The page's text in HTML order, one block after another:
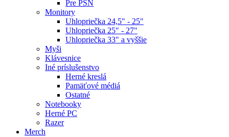
Pre PSN
Monitory
Uhlopriečka 24,5" - 25"
Uhlopriečka 25" - 27"
Uhlopriečka 33" a vyššie
Myši
Klávesnice
Iné príslušenstvo
Herné kreslá
Pamäťové médiá
Ostatné
Notebooky
Herné PC
Razer
Merch